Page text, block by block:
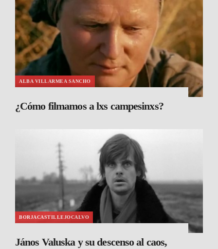
ALBA VILLARMEA SANCHO
¿Cómo filmamos a lxs campesinxs?
BORJACASTILLEJOCALVO
János Valuska y su descenso al caos,